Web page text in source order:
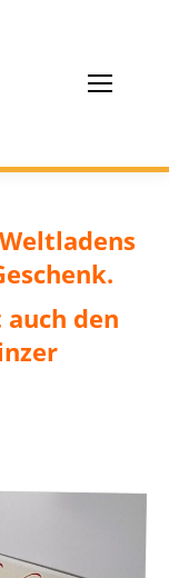
den